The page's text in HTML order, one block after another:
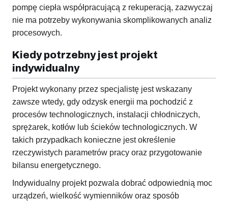
pompę ciepła współpracującą z rekuperacją, zazwyczaj
nie ma potrzeby wykonywania skomplikowanych analiz
procesowych.
Kiedy potrzebny jest projekt
indywidualny
Projekt wykonany przez specjalistę jest wskazany
zawsze wtedy, gdy odzysk energii ma pochodzić z
procesów technologicznych, instalacji chłodniczych,
sprężarek, kotłów lub ścieków technologicznych. W
takich przypadkach konieczne jest określenie
rzeczywistych parametrów pracy oraz przygotowanie
bilansu energetycznego.
Indywidualny projekt pozwala dobrać odpowiednią moc
urządzeń, wielkość wymienników oraz sposób